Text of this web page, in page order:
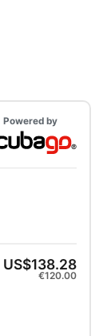
Powered by
US$138.28
€120.00